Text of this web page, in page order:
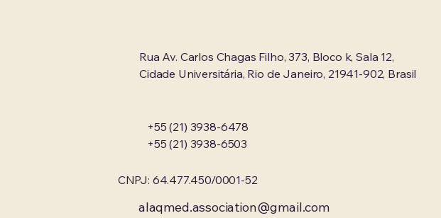
Rua Av. Carlos Chagas Filho, 373, Bloco k, Sala 12,
Cidade Universitária, Rio de Janeiro, 21941-902, Brasil
+55 (21) 3938-6478
+55 (21) 3938-6503
CNPJ: 64.477.450/0001-52
alaqmed.association@gmail.com